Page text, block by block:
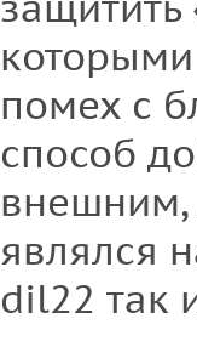
которыми
помех с
способ
являлся
dil22 так